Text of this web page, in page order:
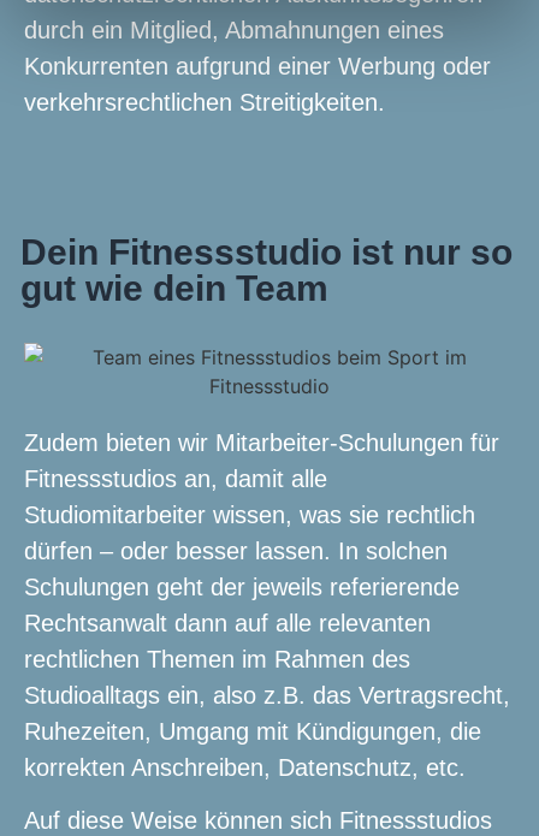
durch ein Mitglied, Abmahnungen eines
Konkurrenten aufgrund einer Werbung oder
verkehrsrechtlichen Streitigkeiten.
Dein Fitnessstudio ist nur so
gut wie dein Team
Zudem bieten wir Mitarbeiter-Schulungen für
Fitnessstudios an, damit alle
Studiomitarbeiter wissen, was sie rechtlich
dürfen – oder besser lassen. In solchen
Schulungen geht der jeweils referierende
Rechtsanwalt dann auf alle relevanten
rechtlichen Themen im Rahmen des
Studioalltags ein, also z.B. das Vertragsrecht,
Ruhezeiten, Umgang mit Kündigungen, die
korrekten Anschreiben, Datenschutz, etc.
Auf diese Weise können sich Fitnessstudios